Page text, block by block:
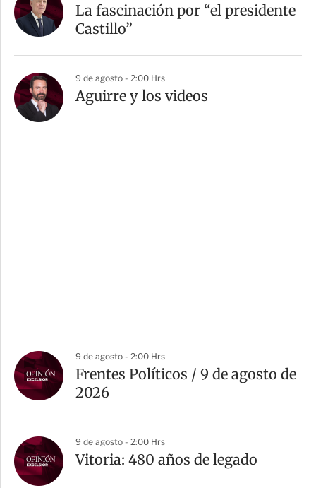
La fascinación por “el presidente
Castillo”
9 de agosto - 2:00 Hrs
Aguirre y los videos
9 de agosto - 2:00 Hrs
Frentes Políticos / 9 de agosto de
2026
9 de agosto - 2:00 Hrs
Vitoria: 480 años de legado